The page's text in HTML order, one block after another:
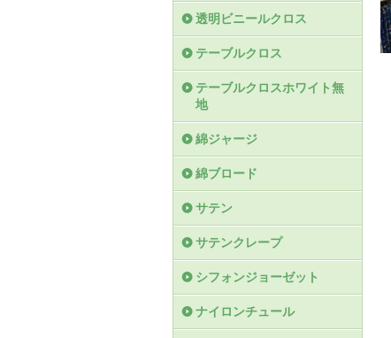
透明ビニールクロス
テーブルクロス
テーブルクロスホワイト無
地
綿ジャージ
綿ブロード
サテン
サテンクレープ
シフォンジョーゼット
ナイロンチュール